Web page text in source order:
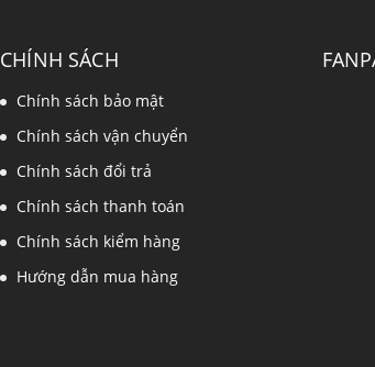
CHÍNH SÁCH
Chính sách bảo mật
Chính sách vận chuyển
Chính sách đổi trả
Chính sách thanh toán
Chính sách kiểm hàng
Hướng dẫn mua hàng